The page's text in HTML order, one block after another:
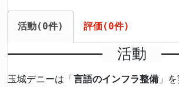
活動(0件) 評価(0件)
活動
玉城デニーは「言語のインフラ整備 」